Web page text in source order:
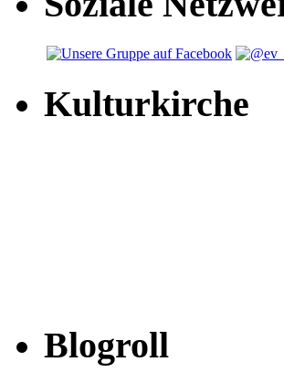
Kulturkirche
Blogroll